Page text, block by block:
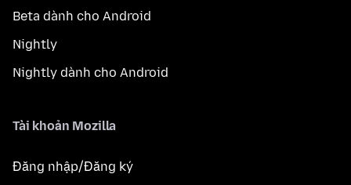
Beta dành cho Android
Nightly
Nightly dành cho Android
Tài khoản Mozilla
Đăng nhập/Đăng ký